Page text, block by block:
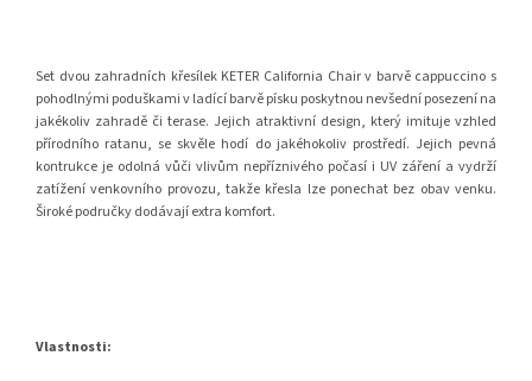
Set dvou zahradních křesílek KETER California Chair v barvě cappuccino s
pohodlnými poduškami v ladící barvě písku poskytnou nevšední posezení na
jakékoliv zahradě či terase. Jejich atraktivní design, který imituje vzhled
přírodního ratanu, se skvěle hodí do jakéhokoliv prostředí. Jejich pevná
kontrukce je odolná vůči vlivům nepříznivého počasí i UV záření a vydrží
zatížení venkovního provozu, takže křesla lze ponechat bez obav venku.
Široké područky dodávají extra komfort.
Vlastnosti: